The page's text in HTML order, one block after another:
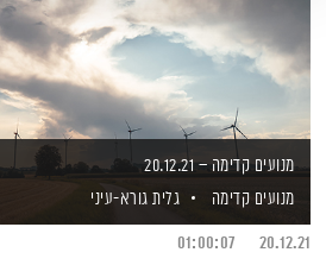
מנועים קדימה – 20.12.21
מנועים קדימה
גלית גורא-עיני
20.12.21
01:00:07